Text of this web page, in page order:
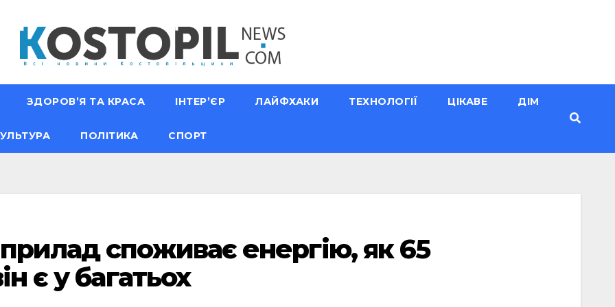
ЗДОРОВ’Я ТА КРАСА ІНТЕР’ЄР ЛАЙФХАКИ ТЕХНОЛОГІЇ ЦІКАВЕ ДІМ
ПОЛІТИКА СПОРТ
споживає енергію, як 65
є у багатьох